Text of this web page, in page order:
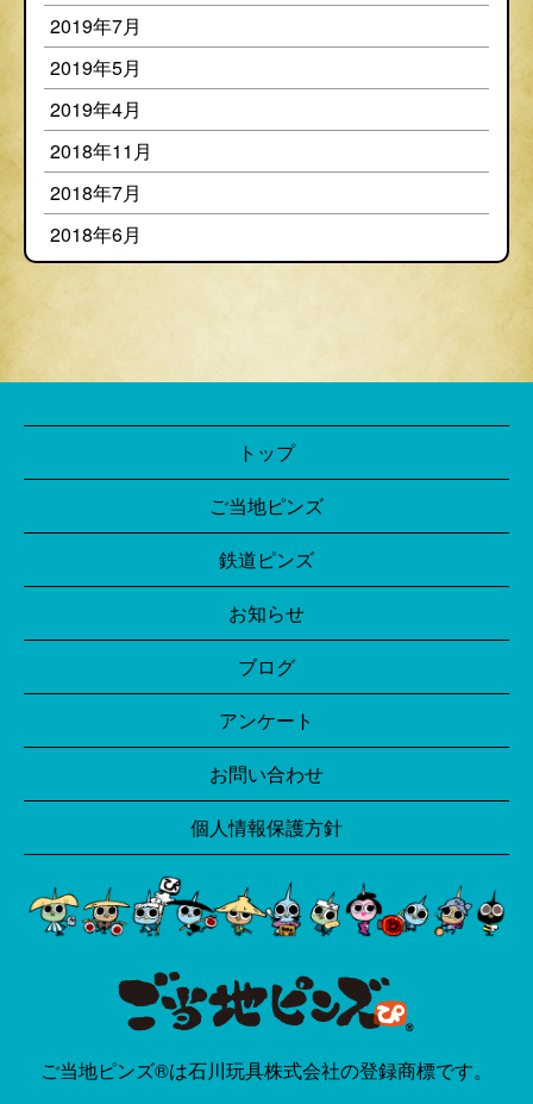
2019年7月
2019年5月
2019年4月
2018年11月
2018年7月
2018年6月
トップ
ご当地ピンズ
鉄道ピンズ
お知らせ
ブログ
アンケート
お問い合わせ
個人情報保護方針
ご当地ピンズ®は石川玩具株式会社の登録商標です。